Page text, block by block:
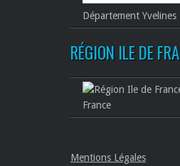
Département Yvelines
RÉGION ILE DE
France
Mentions Légales